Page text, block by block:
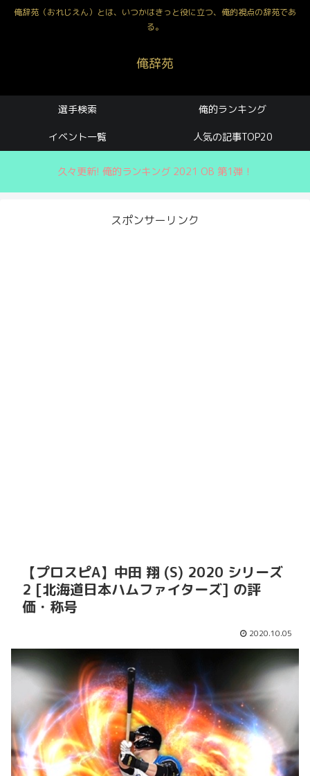
俺辞苑（おれじえん）とは、いつかはきっと役に立つ、俺的視点の辞苑であ
る。
俺辞苑
選手検索 俺的ランキング
イベント一覧 人気の記事TOP20
久々更新! 俺的ランキング 2021 OB 第1弾！
スポンサーリンク
【プロスピA】中田 翔 (S) 2020 シリーズ
2 [北海道日本ハムファイターズ] の評
価・称号
2020.10.05